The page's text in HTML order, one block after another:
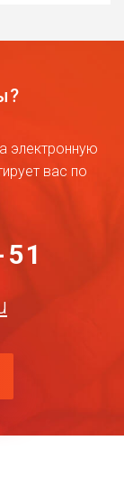
электронную
вас по